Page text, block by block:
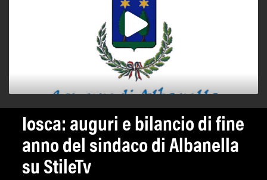
Iosca: auguri e bilancio di fine
anno del sindaco di Albanella
su StileTv